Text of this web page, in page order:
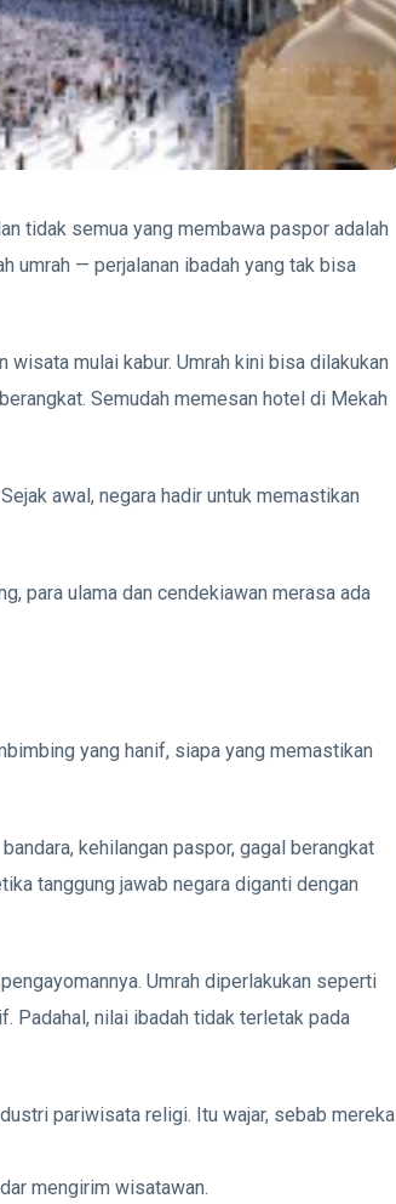
tidak semua yang membawa paspor adalah
umrah — perjalanan ibadah yang tak bisa
wisata mulai kabur. Umrah kini bisa dilakukan
Semudah memesan hotel di Mekah
awal, negara hadir untuk memastikan
para ulama dan cendekiawan merasa ada
yang hanif, siapa yang memastikan
kehilangan paspor, gagal berangkat
tanggung jawab negara diganti dengan
Umrah diperlakukan seperti
Padahal, nilai ibadah tidak terletak pada
pariwisata religi. Itu wajar, sebab mereka
mengirim wisatawan.